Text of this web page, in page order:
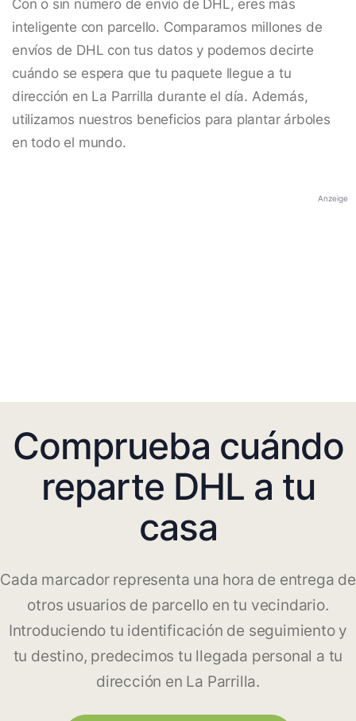
Con o sin número de envío de DHL, eres más
inteligente con parcello. Comparamos millones de
envíos de DHL con tus datos y podemos decirte
cuándo se espera que tu paquete llegue a tu
dirección en La Parrilla durante el día. Además,
utilizamos nuestros beneficios para plantar árboles
en todo el mundo.
Anzeige
Comprueba cuándo
reparte DHL a tu
casa
Cada marcador representa una hora de entrega de
otros usuarios de parcello en tu vecindario.
Introduciendo tu identificación de seguimiento y
tu destino, predecimos tu llegada personal a tu
dirección en La Parrilla.